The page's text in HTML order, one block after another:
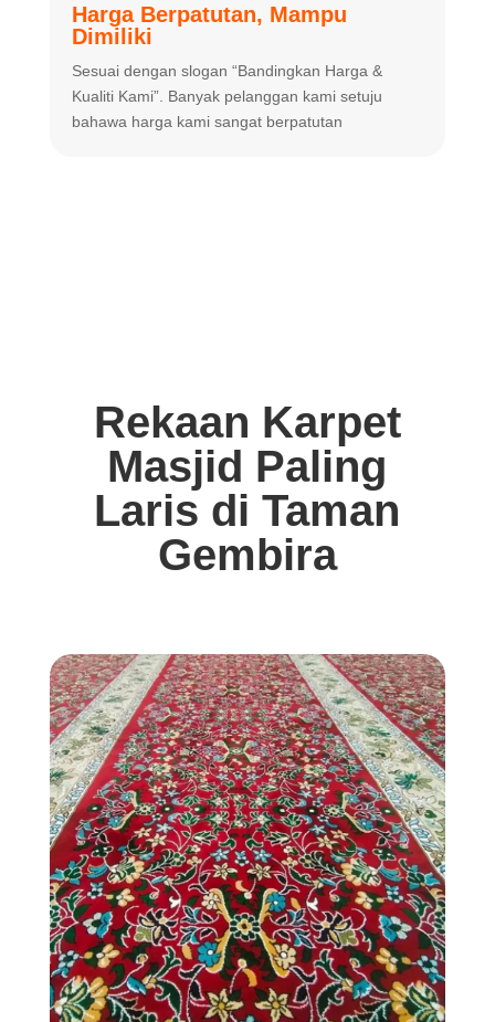
Harga Berpatutan, Mampu
Dimiliki
Sesuai dengan slogan “Bandingkan Harga &
Kualiti Kami”. Banyak pelanggan kami setuju
bahawa harga kami sangat berpatutan
Rekaan Karpet
Masjid Paling
Laris di Taman
Gembira